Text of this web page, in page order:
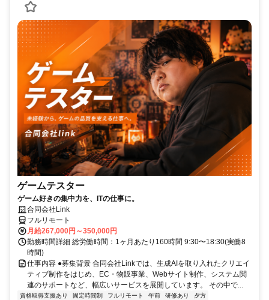
ゲームテスター
ゲーム好きの集中力を、ITの仕事に。
合同会社Link
フルリモート
月給267,000円～350,000円
勤務時間詳細 総労働時間：1ヶ月あたり160時間 9:30〜18:30(実働8
時間)
仕事内容 ●募集背景 合同会社Linkでは、生成AIを取り入れたクリエイ
ティブ制作をはじめ、EC・物販事業、Webサイト制作、システム関
連のサポートなど、幅広いサービスを展開しています。 その中で...
資格取得支援あり 固定時間制 フルリモート 午前 研修あり 夕方